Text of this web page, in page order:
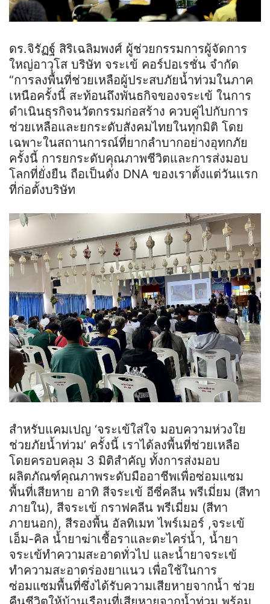
ดร.จิรัฏฐ์ สิริเฉลิมพงศ์ ผู้ช่วยกรรมการผู้จัดการ
ใหญ่อาวุโส บริษัท จระเข้ คอร์ปอเรชั่น จำกัด
“การลงพื้นที่ช่วยเหลือผู้ประสบภัยน้ำท่วมในภาค
เหนือครั้งนี้ สะท้อนถึงพันธกิจของจระเข้ ในการ
ดำเนินธุรกิจนวัตกรรมก่อสร้าง ควบคู่ไปกับการ
ช่วยเหลือและยกระดับสังคมไทยในทุกมิติ โดย
เฉพาะในสถานการณ์ที่ยากลำบากอย่างอุทกภัย
ครั้งนี้ การยกระดับคุณภาพชีวิตและการส่งมอบ
โลกที่ยั่งยืน ถือเป็นดั่ง DNA ของเราตั้งแต่วันแรก
ที่ก่อตั้งบริษัท
สำหรับแคมเปญ ‘จระเข้ใส่ใจ มอบความห่วงใย
ช่วยภัยน้ำท่วม’ ครั้งนี้ เราได้ลงพื้นที่ช่วยเหลือ
โดยครอบคลุม 3 มิติสำคัญ ทั้งการส่งมอบ
ผลิตภัณฑ์คุณภาพระดับมืออาชีพเพื่อซ่อมแซม
พื้นที่เสียหาย อาทิ สีจระเข้ อีซี่คลีน พรีเมี่ยม (สีทา
ภายใน), สีจระเข้ กราฟคลีน พรีเมี่ยม (สีทา
ภายนอก), สีรองพื้น อัลทิเมท ไพร์เมอร์ ,จระเข้
เอ็ม-คิล น้ำยาฆ่าเชื้อราและตะไคร่น้ำ, น้ำยา
จระเข้ทำความสะอาดทั่วไป และน้ำยาจระเข้
ทำความสะอาดร่องยาแนว เพื่อใช้ในการ
ซ่อมแซมพื้นที่ซึ่งได้รับความเสียหายจากน้ำ ช่วย